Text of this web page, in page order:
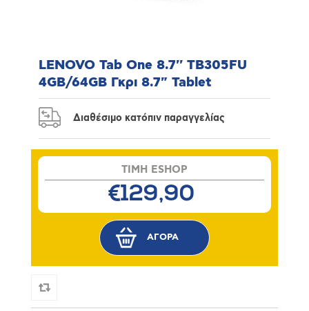
LENOVO Tab One 8.7'' TB305FU
4GB/64GB Γκρι 8.7" Tablet
Διαθέσιμο κατόπιν παραγγελίας
TIMH ESHOP
€129,90